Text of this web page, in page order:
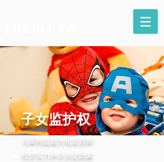
子女监护权
儿童利益最大化是原则
经济实力并非决定因素